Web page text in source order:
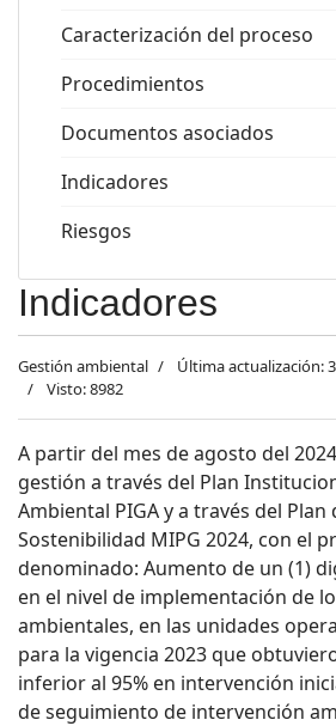
Caracterización del proceso
Procedimientos
Documentos asociados
Indicadores
Riesgos
Indicadores
Gestión ambiental
Última actualización:
Visto: 8982
A partir del mes de agosto del
gestión a través del Plan
Ambiental PIGA y a través del Plan
Sostenibilidad MIPG 2024, con el
denominado: Aumento de un (1)
en el nivel de implementación de
ambientales, en las unidades
para la vigencia 2023 que
inferior al 95% en intervención
de seguimiento de intervención